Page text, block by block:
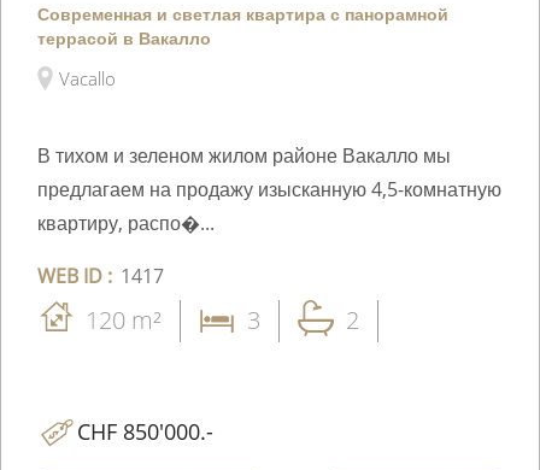
Современная и светлая квартира с панорамной
террасой в Вакалло
Vacallo
В тихом и зеленом жилом районе Вакалло мы
предлагаем на продажу изысканную 4,5-комнатную
квартиру, распо�...
WEB ID : 1417
120 m² 3 2
CHF 850'000.-